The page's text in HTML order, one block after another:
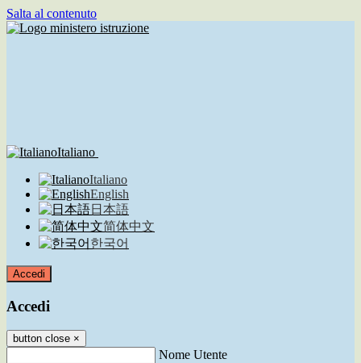
Salta al contenuto
Italiano
Italiano
English
日本語
简体中文
한국어
Accedi
Accedi
button close ×
Nome Utente